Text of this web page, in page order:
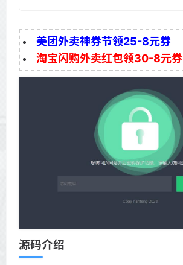
美团外卖神券节领25-8元券
淘宝闪购外卖红包领30-8元券
源码介绍